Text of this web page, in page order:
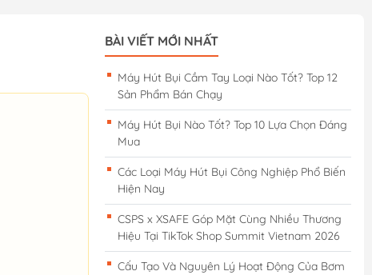
BÀI VIẾT MỚI NHẤT
Máy Hút Bụi Cầm Tay Loại Nào Tốt? Top 12
Sản Phẩm Bán Chạy
Máy Hút Bụi Nào Tốt? Top 10 Lựa Chọn Đáng
Mua
Các Loại Máy Hút Bụi Công Nghiệp Phổ Biến
Hiện Nay
CSPS x XSAFE Góp Mặt Cùng Nhiều Thương
Hiệu Tại TikTok Shop Summit Vietnam 2026
Cấu Tạo Và Nguyên Lý Hoạt Động Của Bơm